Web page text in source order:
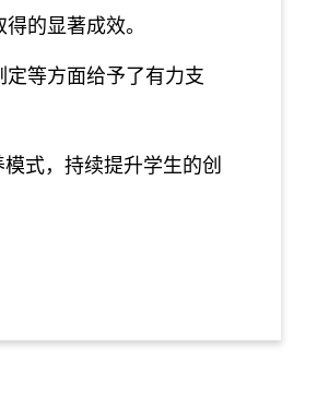
的显著成效。
等方面给予了有力支
式，持续提升学生的创